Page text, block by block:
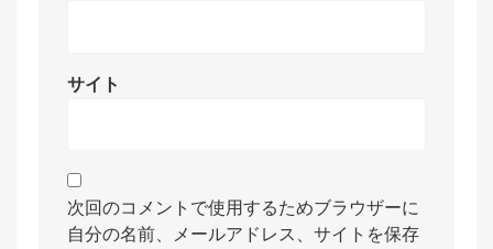
サイト
次回のコメントで使用するためブラウザーに
自分の名前、メールアドレス、サイトを保存